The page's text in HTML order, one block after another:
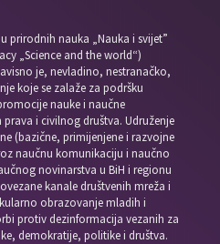
prirodnih nauka „Nauka i svijet”
„Science and the world“)
je, nevladino, nestranačko,
koje se zalaže za podršku
nauke i naučne
i civilnog društva. Udruženje
(bazične, primijenjene i razvojne
naučnu komunikaciju i naučno
novinarstva u BiH i regionu
kanale društvenih mreža i
obrazovanje mladih i
protiv dezinformacija vezanih za
demokratije, politike i društva.